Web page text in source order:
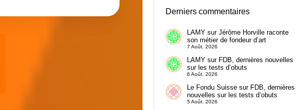
Derniers commentaires
LAMYsur Jérôme Horville raconte
son métier de fondeur d’art
7 Août. 2026
LAMYsur FDB, dernières nouvelles
sur les tests d’obuts
6 Août. 2026
Le Fondu Suissesur FDB, dernières
nouvelles sur les tests d’obuts
5 Août. 2026